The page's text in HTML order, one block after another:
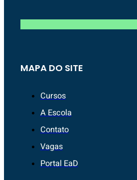
MAPA DO SITE
Cursos
A Escola
Contato
Vagas
Portal EaD